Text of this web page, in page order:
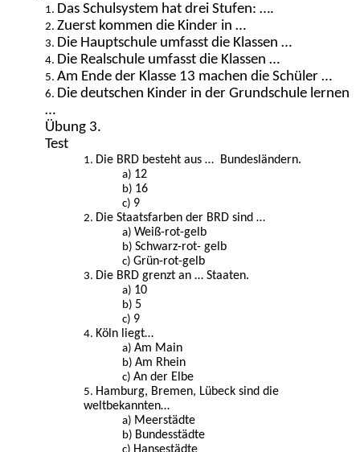
Das Schulsystem hat drei Stufen: ….
Zuerst kommen die Kinder in …
Die Hauptschule umfasst die Klassen …
Die Realschule umfasst die Klassen …
Am Ende der Klasse 13 machen die Schüler …
Die deutschen Kinder in der Grundschule lernen
…
Übung 3.
Test
Die BRD besteht aus … Bundesländern.
12
16
9
Die Staatsfarben der BRD sind …
Weiß-rot-gelb
Schwarz-rot- gelb
Grün-rot-gelb
Die BRD grenzt an … Staaten.
10
5
9
Köln liegt…
Am Main
Am Rhein
An der Elbe
Hamburg, Bremen, Lübeck sind die
weltbekannten…
Meerstädte
Bundesstädte
Hansestädte